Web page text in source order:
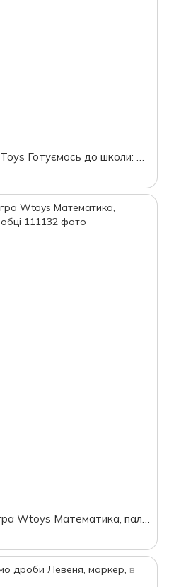
Картки з маркером Vladi Toys Готуємось до школи: Математика, в коробці
Настільна математична гра Wtoys Математика, палички, стаканчики, в коробці